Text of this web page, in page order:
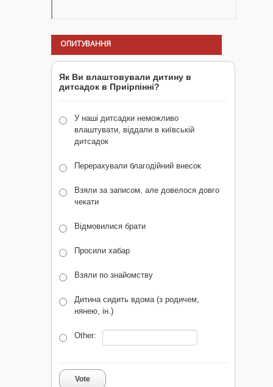
ОПИТУВАННЯ
Як Ви влаштовували дитину в
дитсадок в Приірпінні?
У наші дитсадки неможливо
влаштувати, віддали в київській
дитсадок
Перерахували благодійний внесок
Взяли за записом, але довелося довго
чекати
Відмовилися брати
Просили хабар
Взяли по знайомству
Дитина сидить вдома (з родичем,
нянею, ін.)
Other:
Vote